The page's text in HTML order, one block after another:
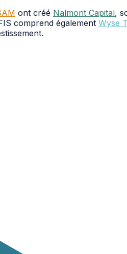
ont créé Nalmont Capital,
comprend également Wyse